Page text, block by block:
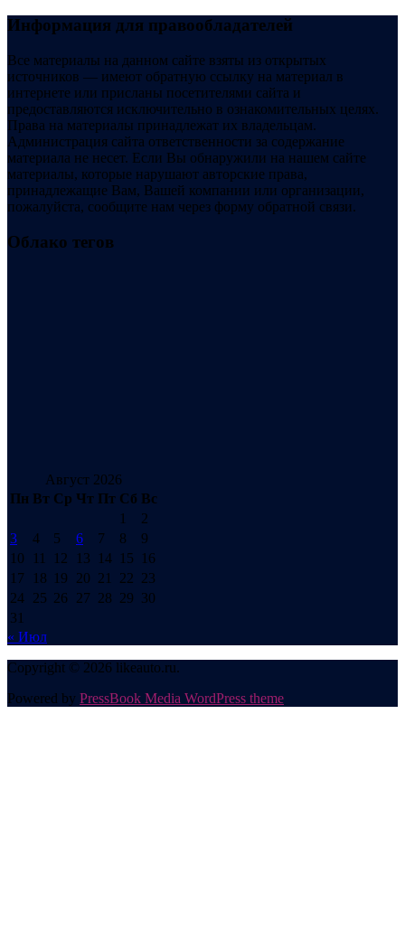
Информация для правообладателей
Все материалы на данном сайте взяты из открытых
источников — имеют обратную ссылку на материал в
интернете или присланы посетителями сайта и
предоставляются исключительно в ознакомительных целях.
Права на материалы принадлежат их владельцам.
Администрация сайта ответственности за содержание
материала не несет. Если Вы обнаружили на нашем сайте
материалы, которые нарушают авторские права,
принадлежащие Вам, Вашей компании или организации,
пожалуйста, сообщите нам через форму обратной связи.
Облако тегов
Август 2026
Пн Вт Ср Чт Пт Сб Вс
1
2
3
4 5 6 7 8
9
10
11 12 13 14 15
16
17
18 19 20 21 22 23
24 25 26 27 28 29 30
31
« Июл
Copyright © 2026 likeauto.ru.
Powered by PressBook Media WordPress theme